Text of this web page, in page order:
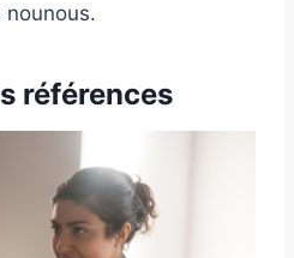
références